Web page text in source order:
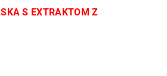
S EXTRAKTOM Z